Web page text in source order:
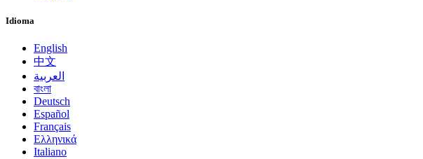
Idioma
English
中文
العربية
বাংলা
Deutsch
Español
Français
Ελληνικά
Italiano